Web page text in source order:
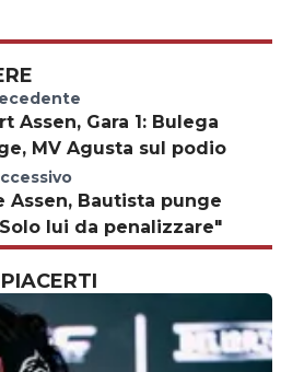
Assen, Gara 1: Bulega
MV Agusta sul podio
Assen, Bautista punge
lui da penalizzare"